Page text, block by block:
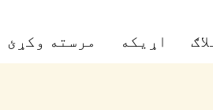
مرسته وکړئ اړیکه